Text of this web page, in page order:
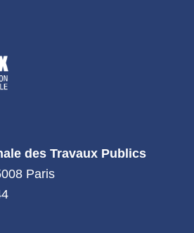
des Travaux Publics
Paris